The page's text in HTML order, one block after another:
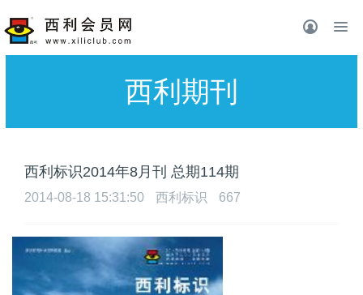
西利期刊
西利标识2014年8月刊 总期114期
2014-08-18 15:31:50 西利标识 667